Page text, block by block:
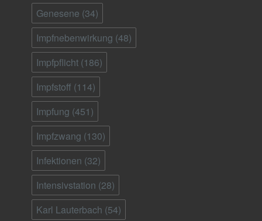
Genesene (34)
Impfnebenwirkung (48)
Impfpflicht (186)
Impfstoff (114)
Impfung (451)
Impfzwang (130)
Infektionen (32)
Intensivstation (28)
Karl Lauterbach (54)